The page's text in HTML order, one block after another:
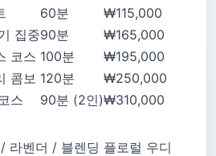
60분
₩115,000
집중90분
₩165,000
코스 100분
₩195,000
콤보 120분
₩250,000
스
90분 (2인)₩310,000
라벤더 / 블렌딩 플로럴 우디